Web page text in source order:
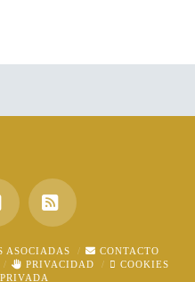
RSS
ASOCIADAS
CONTACTO
PRIVACIDAD
COOKIES